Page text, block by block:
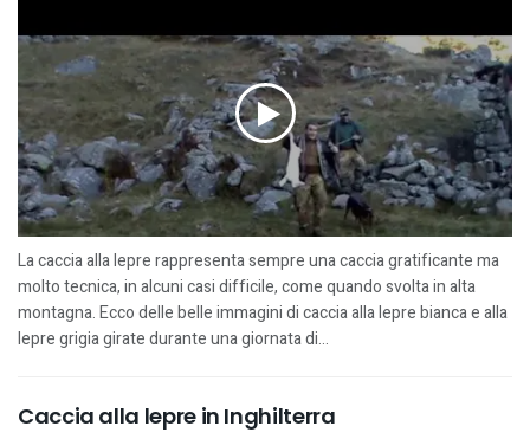
La caccia alla lepre rappresenta sempre una caccia gratificante ma
molto tecnica, in alcuni casi difficile, come quando svolta in alta
montagna. Ecco delle belle immagini di caccia alla lepre bianca e alla
lepre grigia girate durante una giornata di...
Caccia alla lepre in Inghilterra